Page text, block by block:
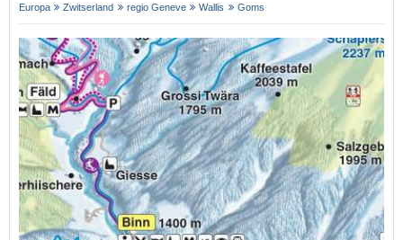
Europa Zwitserland regio Geneve Wallis Goms